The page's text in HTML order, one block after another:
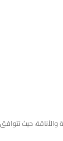
والأناقة، حيث